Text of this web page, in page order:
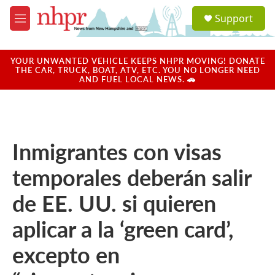
Skip to main content
M
e
u
a
u
Support
YOUR UNWANTED VEHICLE KEEPS NHPR MOVING! DONATE
THE CAR, TRUCK, BOAT, ATV, ETC. YOU NO LONGER NEED
AND FUEL LOCAL NEWS. 🚗
Inmigrantes con visas
temporales deberán salir
de EE. UU. si quieren
aplicar a la ‘green card’,
excepto en